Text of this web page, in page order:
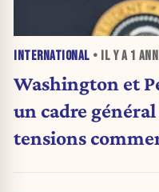
INTERNATIONAL • IL Y A 1
Washington et
un cadre
tensions